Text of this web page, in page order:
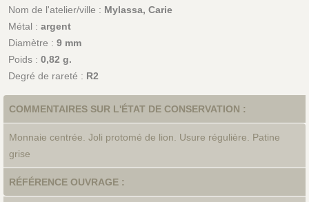
Nom de l'atelier/ville : Mylassa, Carie
Métal : argent
Diamètre : 9 mm
Poids : 0,82 g.
Degré de rareté : R2
COMMENTAIRES SUR L'ÉTAT DE CONSERVATION :
Monnaie centrée. Joli protomé de lion. Usure régulière. Patine
grise
RÉFÉRENCE OUVRAGE :